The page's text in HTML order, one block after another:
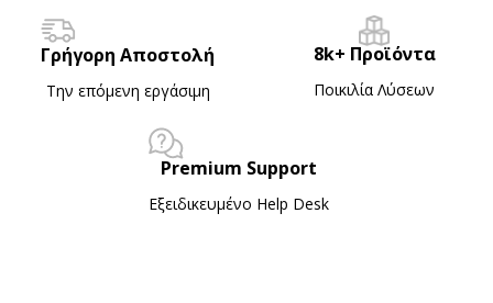
Γρήγορη Αποστολή
Την επόμενη εργάσιμη
8k+ Προϊόντα
Ποικιλία Λύσεων
Premium Support
Εξειδικευμένο Ηelp Desk